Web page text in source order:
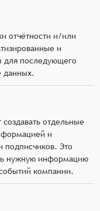
отчётности и/или
и
для последующего
данных.
отдельные
и
подписчиков. Это
нужную информацию
компании.